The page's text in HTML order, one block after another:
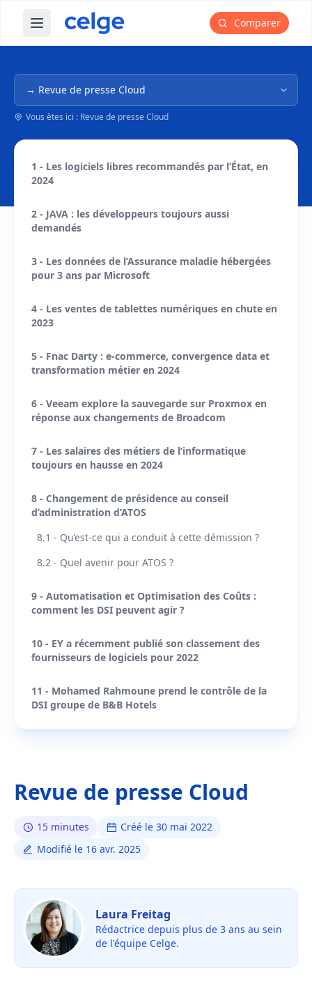
Ouvrir le menu principal Comparer
Navigation dans l'arborescence
Vous êtes ici : Revue de presse Cloud
1 - Les logiciels libres recommandés par l’État, en
2024
2 - JAVA : les développeurs toujours aussi
demandés
3 - Les données de l’Assurance maladie hébergées
pour 3 ans par Microsoft
4 - Les ventes de tablettes numériques en chute en
2023
5 - Fnac Darty : e-commerce, convergence data et
transformation métier en 2024
6 - Veeam explore la sauvegarde sur Proxmox en
réponse aux changements de Broadcom
7 - Les salaires des métiers de l’informatique
toujours en hausse en 2024
8 - Changement de présidence au conseil
d’administration d’ATOS
8.1 - Qu’est-ce qui a conduit à cette démission ?
8.2 - Quel avenir pour ATOS ?
9 - Automatisation et Optimisation des Coûts :
comment les DSI peuvent agir ?
10 - EY a récemment publié son classement des
fournisseurs de logiciels pour 2022
11 - Mohamed Rahmoune prend le contrôle de la
DSI groupe de B&B Hotels
Revue de presse Cloud
15 minutes
Créé le 30 mai 2022
Modifié le 16 avr. 2025
Laura Freitag
Rédactrice depuis plus de 3 ans au sein
de l'équipe Celge.